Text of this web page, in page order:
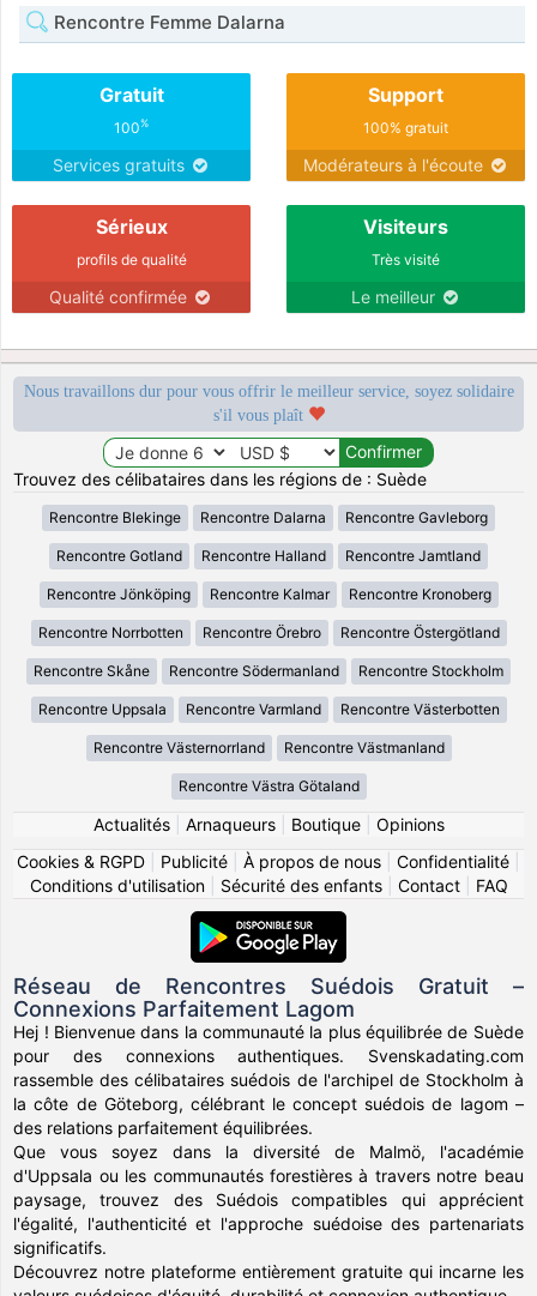
Rencontre Femme Dalarna
Gratuit
100%
Services gratuits
Support
100% gratuit
Modérateurs à l'écoute
Sérieux
profils de qualité
Qualité confirmée
Visiteurs
Très visité
Le meilleur
Nous travaillons dur pour vous offrir le meilleur service, soyez solidaire
s'il vous plaît
Trouvez des célibataires dans les régions de : Suède
Rencontre Blekinge Rencontre Dalarna Rencontre Gavleborg
Rencontre Gotland Rencontre Halland Rencontre Jamtland
Rencontre Jönköping Rencontre Kalmar Rencontre Kronoberg
Rencontre Norrbotten Rencontre Örebro Rencontre Östergötland
Rencontre Skåne Rencontre Södermanland Rencontre Stockholm
Rencontre Uppsala Rencontre Varmland Rencontre Västerbotten
Rencontre Västernorrland Rencontre Västmanland
Rencontre Västra Götaland
Actualités| Arnaqueurs| Boutique| Opinions
Cookies & RGPD
Publicité À propos de nous Confidentialité
Conditions d'utilisation| Sécurité des enfants| Contact| FAQ
Réseau de Rencontres Suédois Gratuit –
Connexions Parfaitement Lagom
Hej ! Bienvenue dans la communauté la plus équilibrée de Suède
pour des connexions authentiques. Svenskadating.com
rassemble des célibataires suédois de l'archipel de Stockholm à
la côte de Göteborg, célébrant le concept suédois de lagom –
des relations parfaitement équilibrées.
Que vous soyez dans la diversité de Malmö, l'académie
d'Uppsala ou les communautés forestières à travers notre beau
paysage, trouvez des Suédois compatibles qui apprécient
l'égalité, l'authenticité et l'approche suédoise des partenariats
significatifs.
Découvrez notre plateforme entièrement gratuite qui incarne les